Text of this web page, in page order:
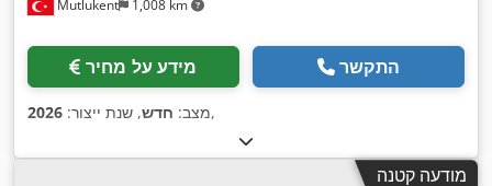
Mutlukent 1,008 km
מידע על מחיר התקשר
מצב: חדש, שנת ייצור: 2026 ,
מודעה קטנה